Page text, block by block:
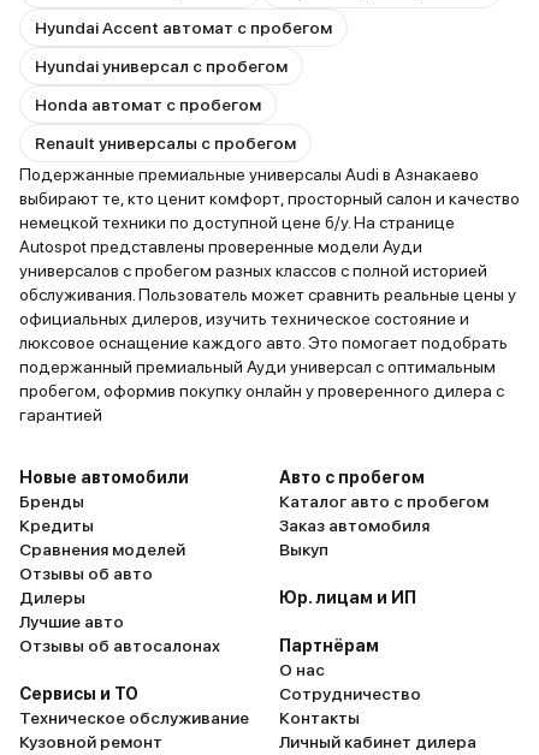
Hyundai Accent автомат с пробегом
Hyundai универсал с пробегом
Honda автомат с пробегом
Renault универсалы с пробегом
Подержанные премиальные универсалы Audi в Азнакаево
выбирают те, кто ценит комфорт, просторный салон и качество
немецкой техники по доступной цене б/у. На странице
Autospot представлены проверенные модели Ауди
универсалов с пробегом разных классов с полной историей
обслуживания. Пользователь может сравнить реальные цены у
официальных дилеров, изучить техническое состояние и
люксовое оснащение каждого авто. Это помогает подобрать
подержанный премиальный Ауди универсал с оптимальным
пробегом, оформив покупку онлайн у проверенного дилера с
гарантией
Новые автомобили
Бренды
Кредиты
Сравнения моделей
Отзывы об авто
Дилеры
Лучшие авто
Отзывы об автосалонах
Сервисы и ТО
Техническое обслуживание
Кузовной ремонт
Авто с пробегом
Каталог авто с пробегом
Заказ автомобиля
Выкуп
Юр. лицам и ИП
Партнёрам
О нас
Сотрудничество
Контакты
Личный кабинет дилера